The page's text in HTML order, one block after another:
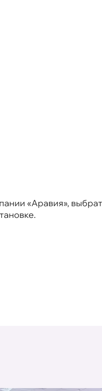
«Аравия»,